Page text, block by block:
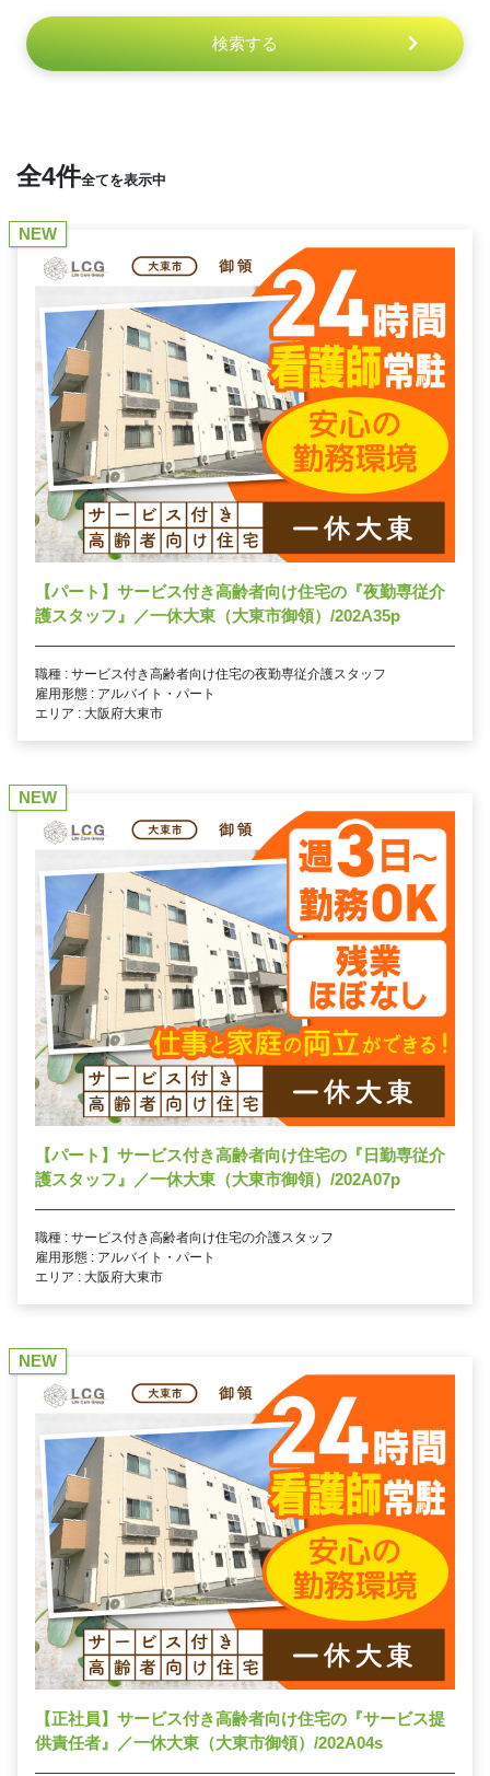
検索する
全4件全てを表示中
NEW
【パート】サービス付き高齢者向け住宅の『夜勤専従介
護スタッフ』／一休大東（大東市御領）/202A35p
職種 : サービス付き高齢者向け住宅の夜勤専従介護スタッフ
雇用形態 : アルバイト・パート
エリア : 大阪府大東市
NEW
【パート】サービス付き高齢者向け住宅の『日勤専従介
護スタッフ』／一休大東（大東市御領）/202A07p
職種 : サービス付き高齢者向け住宅の介護スタッフ
雇用形態 : アルバイト・パート
エリア : 大阪府大東市
NEW
【正社員】サービス付き高齢者向け住宅の『サービス提
供責任者』／一休大東（大東市御領）/202A04s